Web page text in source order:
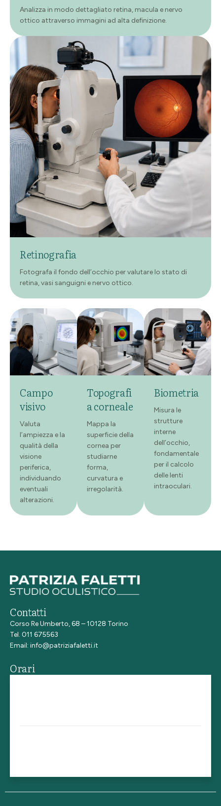
Analizza in modo dettagliato retina, macula e nervo
ottico attraverso immagini ad alta definizione.
Retinografia
Fotografa il fondo dell’occhio per valutare lo stato di
retina, vasi sanguigni e nervo ottico.
Campo
visivo
Valuta
l’ampiezza e la
qualità della
visione
periferica,
individuando
eventuali
alterazioni.
Topografi
a corneale
Mappa la
superficie della
cornea per
studiarne
forma,
curvatura e
irregolarità.
Biometria
Misura le
strutture
interne
dell’occhio,
fondamentale
per il calcolo
delle lenti
intraoculari.
Contatti
Corso Re Umberto, 68 – 10128 Torino
Tel. 011 675563
Email: info@patriziafaletti.it
Orari